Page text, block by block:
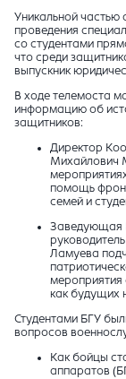
Уникальной частью
проведения
со студентами
что среди
выпускник
В ходе телемоста
информацию об
защитников:
Директор
Михайлович
помощь
семей и
Заведующая
Ламуева
мероприятия
как будущих
Студентами БГУ
вопросов
Как бойцы
аппаратов